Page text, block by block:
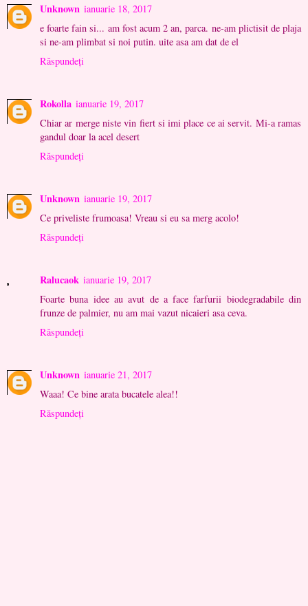
Unknown ianuarie 18, 2017
e foarte fain si... am fost acum 2 an, parca. ne-am plictisit de plaja
si ne-am plimbat si noi putin. uite asa am dat de el
Răspundeți
Rokolla ianuarie 19, 2017
Chiar ar merge niste vin fiert si imi place ce ai servit. Mi-a ramas
gandul doar la acel desert
Răspundeți
Unknown ianuarie 19, 2017
Ce priveliste frumoasa! Vreau si eu sa merg acolo!
Răspundeți
Ralucaok ianuarie 19, 2017
Foarte buna idee au avut de a face farfurii biodegradabile din
frunze de palmier, nu am mai vazut nicaieri asa ceva.
Răspundeți
Unknown ianuarie 21, 2017
Waaa! Ce bine arata bucatele alea!!
Răspundeți